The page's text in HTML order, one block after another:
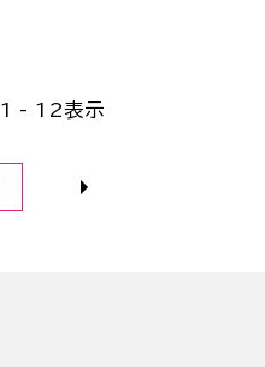
1 - 12表示